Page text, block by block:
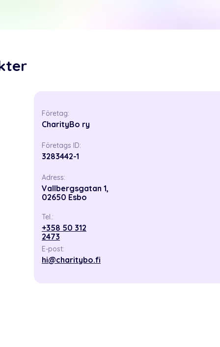
Företag:
Företags ID:
Adress:
Tel.:
E-post:
CharityBo ry
3283442-1
Vallbergsgatan 1,
02650 Esbo
+358 50 312
2473
hi@charitybo.fi